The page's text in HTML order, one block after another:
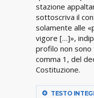
stazione
sottoscriva il
solamente alle
vigore […]»,
profilo non
comma 1, del
Costituzione.
TESTO